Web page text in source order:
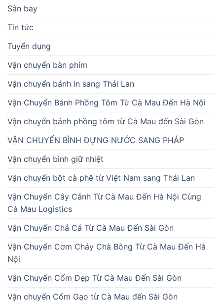
Sân bay
Tin tức
Tuyển dụng
Vận chuyển bàn phím
Vận chuyển bánh in sang Thái Lan
Vận Chuyển Bánh Phồng Tôm Từ Cà Mau Đến Hà Nội
Vận chuyển bánh phồng tôm từ Cà Mau đến Sài Gòn
VẬN CHUYỂN BÌNH ĐỰNG NƯỚC SANG PHÁP
Vận chuyển bình giữ nhiệt
Vận chuyển bột cà phê từ Việt Nam sang Thái Lan
Vận Chuyển Cây Cảnh Từ Cà Mau Đến Hà Nội Cùng
Cà Mau Logistics
Vận Chuyển Chả Cá Từ Cà Mau Đến Sài Gòn
Vận Chuyển Cơm Cháy Chà Bông Từ Cà Mau Đến Hà
Nội
Vận Chuyển Cốm Dẹp Từ Cà Mau Đến Sài Gòn
Vận chuyển Cốm Gạo từ Cà Mau đến Sài Gòn